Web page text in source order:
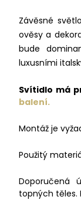
Závěsné
ověsy a
bude
luxusními
Svítidlo má
balení.
Montáž je
Použitý
Doporučená
topných těles.